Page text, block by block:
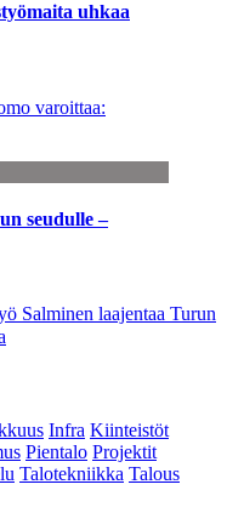
uhkaa
varoittaa:
seudulle –
Salminen laajentaa Turun
Infra Kiinteistöt
Pientalo Projektit
Talotekniikka Talous